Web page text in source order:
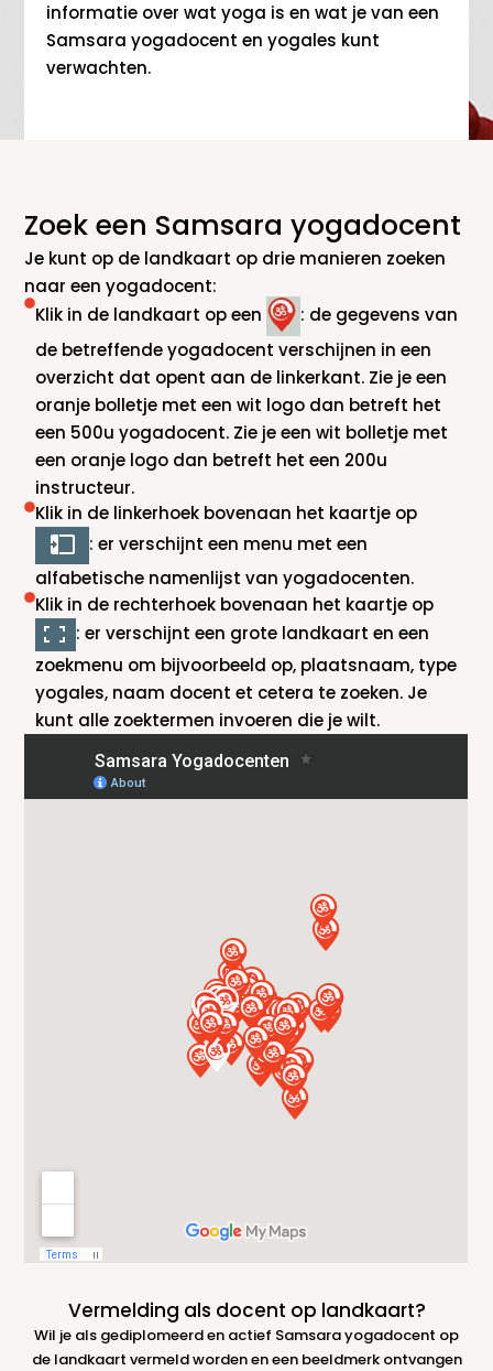
informatie over wat yoga is en wat je van een
Samsara yogadocent en yogales kunt
verwachten.
Zoek een Samsara yogadocent
Je kunt op de landkaart op drie manieren zoeken
naar een yogadocent:
Klik in de landkaart op een
: de gegevens van
de betreffende yogadocent verschijnen in een
overzicht dat opent aan de linkerkant. Zie je een
oranje bolletje met een wit logo dan betreft het
een 500u yogadocent. Zie je een wit bolletje met
een oranje logo dan betreft het een 200u
instructeur.
Klik in de linkerhoek bovenaan het kaartje op
: er verschijnt een menu met een
alfabetische namenlijst van yogadocenten.
Klik in de rechterhoek bovenaan het kaartje op
: er verschijnt een grote landkaart en een
zoekmenu om bijvoorbeeld op, plaatsnaam, type
yogales, naam docent et cetera te zoeken. Je
kunt alle zoektermen invoeren die je wilt.
Vermelding als docent op landkaart?
Wil je als gediplomeerd en actief Samsara yogadocent op
de landkaart vermeld worden en een beeldmerk ontvangen